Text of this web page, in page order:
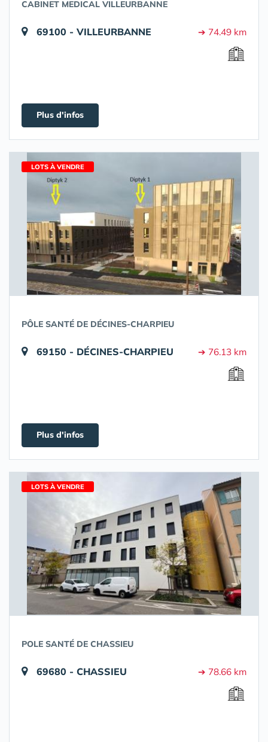
CABINET MEDICAL VILLEURBANNE
69100 - VILLEURBANNE ➔ 74.49 km
Plus d'infos
LOTS À VENDRE
PÔLE SANTÉ DE DÉCINES-CHARPIEU
69150 - DÉCINES-CHARPIEU ➔ 76.13 km
Plus d'infos
LOTS À VENDRE
POLE SANTÉ DE CHASSIEU
69680 - CHASSIEU ➔ 78.66 km